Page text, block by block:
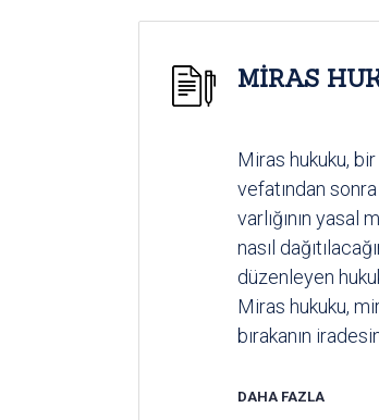
MİRAS
Miras hukuku,
vefatından
varlığının yasal
nasıl
düzenleyen
Miras hukuku,
bırakanın
DAHA FAZLA